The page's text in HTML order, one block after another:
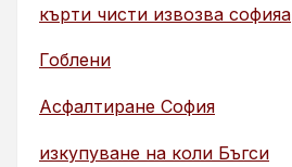
кърти чисти извозва софияа
Гоблени
Асфалтиране София
изкупуване на коли Бъгси